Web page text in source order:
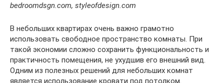
bedroomdsgn.com, styleofdesign.com
В небольших квартирах очень важно грамотно
использовать свободное пространство комнаты. При
такой экономии сложно сохранить функциональность и
практичность помещения, не ухудшив его внешний вид.
Одним из полезных решений для небольших комнат
является использование кровати под потолком.